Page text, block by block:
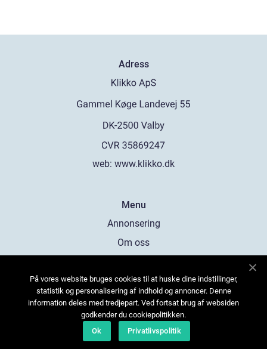
Adress
web: www.klikko.dk
Menu
Annonsering
Om oss
Kontakta oss
Sitemap
På vores website bruges cookies til at huske dine indstillinger,
statistik og personalisering af indhold og annoncer. Denne
information deles med tredjepart. Ved fortsat brug af websiden
godkender du cookiepolitikken.
Ok
Privatlivspolitik